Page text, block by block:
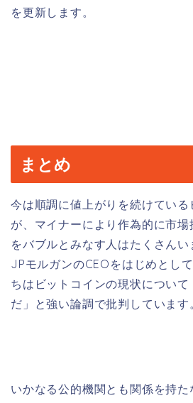
を更新します。
まとめ
今は順調に値上がりを続けてい
が、マイナーにより作為的に市
をバブルとみなす人はたくさんい
JPモルガンのCEOをはじめとし
ちはビットコインの現状につい
だ」と強い論調で批判しています
いかなる公的機関とも関係を持た